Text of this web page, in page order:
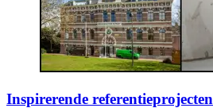
Inspirerende referentieprojecten